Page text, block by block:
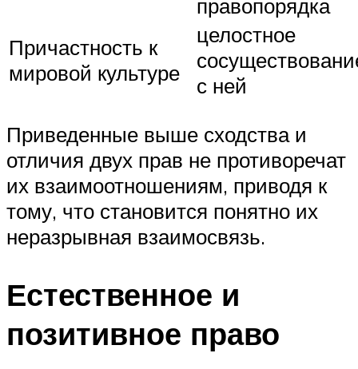
правопорядка
Причастность к
мировой культуре
целостное
с ней
Приведенные выше сходства и
отличия двух прав не противоречат
их взаимоотношениям, приводя к
тому, что становится понятно их
неразрывная взаимосвязь.
Естественное и
позитивное право